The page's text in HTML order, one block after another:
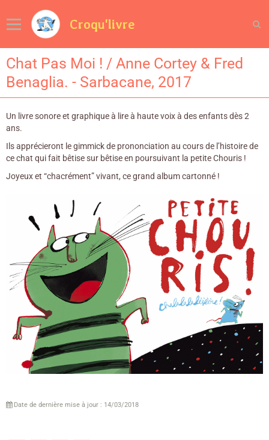
Croqu'livre
Chat Pas Moi ! / Anne Cortey & Fred
Benaglia. - Sarbacane, 2017
Un livre sonore et graphique à lire à haute voix à des enfants dès 2
ans.
Ils apprécieront le gimmick de prononciation au cours de l’histoire de
ce chat qui fait bêtise sur bêtise en poursuivant la petite Chouris !
Joyeux et “chacrément” vivant, ce grand album cartonné !
Date de dernière mise à jour : 14/03/2018